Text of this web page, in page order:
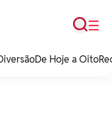
☰
Busca
De Hoje a Oito